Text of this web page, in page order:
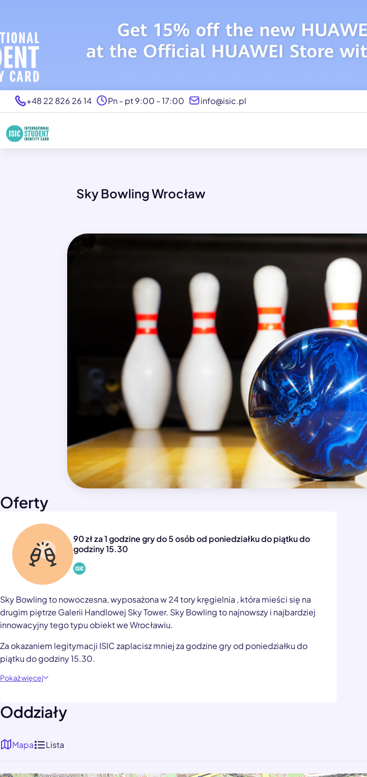
+48 22 826 26 14 Pn - pt 9:00 - 17:00 info@isic.pl
Sky Bowling Wrocław
Oferty
90 zł za 1 godzine gry do 5 osób od poniedziałku do piątku do
godziny 15.30
Sky Bowling to nowoczesna, wyposażona w 24 tory kręgielnia , która mieści się na
drugim piętrze Galerii Handlowej Sky Tower. Sky Bowling to najnowszy i najbardziej
innowacyjny tego typu obiekt we Wrocławiu.
Za okazaniem legitymacji ISIC zaplacisz mniej za godzine gry od poniedziałku do
piątku do godziny 15.30.
Pokaż więcej
Oddziały
Mapa Lista